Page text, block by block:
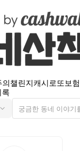
의챌린지캐시로또보험